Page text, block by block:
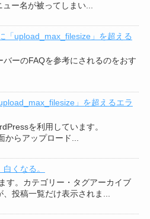
ー名が被ってしまい...
「upload_max_filesize」を超える
ーのFAQを参考にされるのをおす
」を超えるエラ
を利用しています。
からアップロード...
くなる。
す。カテゴリー・タグアーカイブ
投稿一覧だけ表示されま...